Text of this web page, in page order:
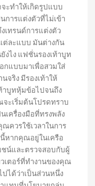
ะทำให้เกิดรูปแบบ
การแต่งตัวที่ไม่เข้า
เทรนด์การแต่งตัว
ต่ละแบบ มันต่างกัน
งไง แฟชั่นรองเท้าบูท
กแบบมาเพื่อสวมใส่
จริง มีรองเท้าให้
าบูทหุ้มข้อไปจนถึง
ะเริ่มต้นโปรดทราบ
เครื่องมือที่ทรงพลัง
ควรใช้เวลาในการ
หากคุณอยู่ในเครือ
น์และตรวจสอบกับผู้
ตอร์ที่ทำงานของคุณ
ปได้ว่าเป็นส่วนหนึ่ง